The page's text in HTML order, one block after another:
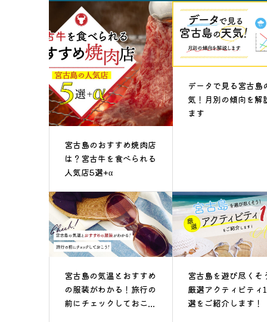
宮古島のおすすめ焼肉店
は？宮古牛を食べられる
人気店5選+α
データで見る宮古島
気！月別の傾向を解
ます
宮古島の気温とおすすめ
の服装がわかる！旅行の
前にチェックしておこ...
宮古島を遊び尽くそ
厳選アクティビティ
選をご紹介します！